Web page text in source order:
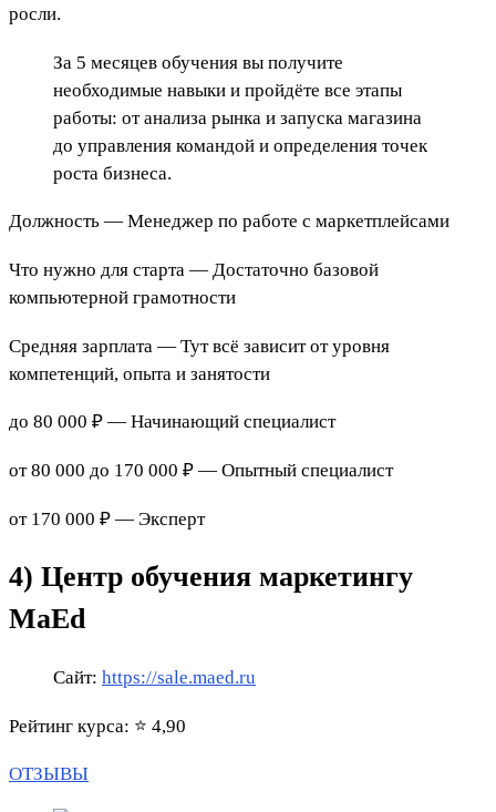
росли.
За 5 месяцев обучения вы получите
необходимые навыки и пройдёте все этапы
работы: от анализа рынка и запуска магазина
до управления командой и определения точек
роста бизнеса.
Должность — Менеджер по работе с маркетплейсами
Что нужно для старта — Достаточно базовой
компьютерной грамотности
Средняя зарплата — Тут всё зависит от уровня
компетенций, опыта и занятости
до 80 000 ₽ — Начинающий специалист
от 80 000 до 170 000 ₽ — Опытный специалист
от 170 000 ₽ — Эксперт
4) Центр обучения маркетингу
MaEd
Сайт: https://sale.maed.ru
Рейтинг курса: ⭐ 4,90
ОТЗЫВЫ